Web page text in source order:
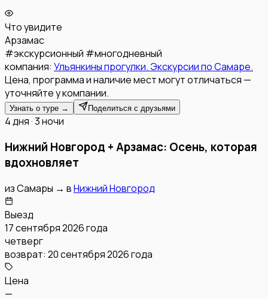
Что увидите
Арзамас
#экскурсионный #многодневный
компания: Ульянкины прогулки. Экскурсии по Самаре.
Цена, программа и наличие мест могут отличаться —
уточняйте у компании.
Узнать о туре → Поделиться с друзьями
4 дня · 3 ночи
Нижний Новгород + Арзамас: Осень, которая
вдохновляет
изСамары → вНижний Новгород
Выезд
17 сентября 2026 года
четверг
возврат: 20 сентября 2026 года
Цена
—